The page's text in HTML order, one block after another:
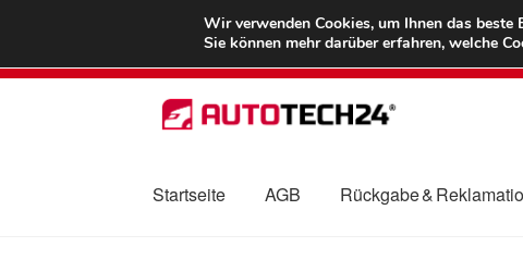
LIEFERUNG ab 6
Zur
Navigation
Zum
Inhalt
Startseite AGB Rückgabe &
Wir verwenden Cookies, um Ihnen das
Sie können mehr darüber erfahren, welche